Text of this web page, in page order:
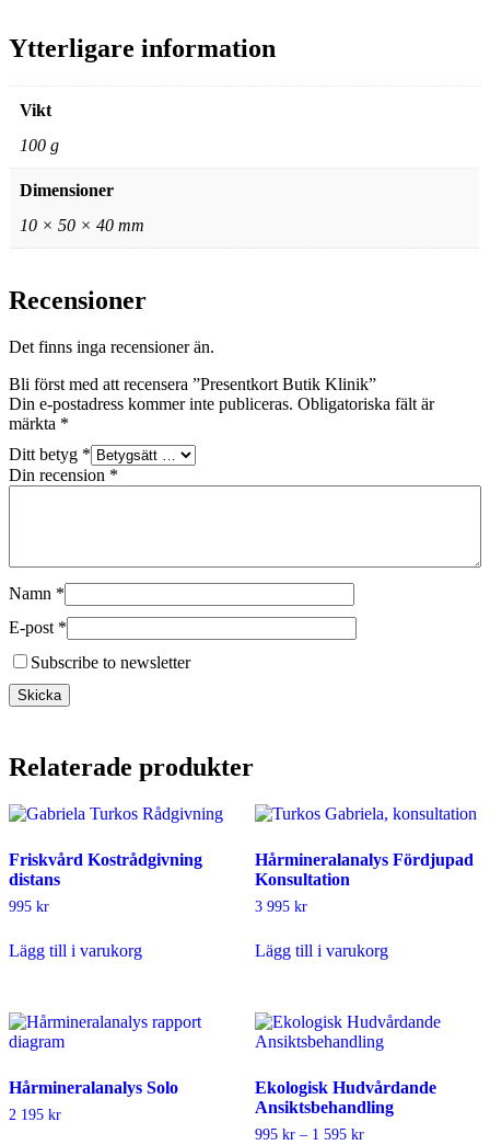
Ytterligare information
Vikt
100 g
Dimensioner
10 × 50 × 40 mm
Recensioner
Det finns inga recensioner än.
Bli först med att recensera ”Presentkort Butik Klinik”
Din e-postadress kommer inte publiceras. Obligatoriska fält är
märkta *
Ditt betyg *
Din recension *
Namn *
E-post *
Subscribe to newsletter
Relaterade produkter
Friskvård Kostrådgivning
distans
995 kr
Lägg till i varukorg
Hårmineralanalys Fördjupad
Konsultation
3 995 kr
Lägg till i varukorg
Hårmineralanalys Solo
2 195 kr
Ekologisk Hudvårdande
Ansiktsbehandling
995 kr – 1 595 krPrisintervall: